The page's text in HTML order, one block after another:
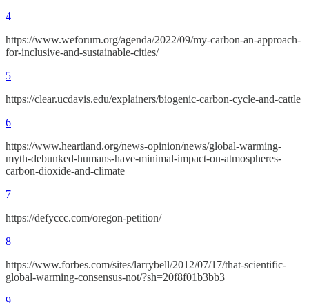
4
https://www.weforum.org/agenda/2022/09/my-carbon-an-approach-
for-inclusive-and-sustainable-cities/
5
https://clear.ucdavis.edu/explainers/biogenic-carbon-cycle-and-cattle
6
https://www.heartland.org/news-opinion/news/global-warming-
myth-debunked-humans-have-minimal-impact-on-atmospheres-
carbon-dioxide-and-climate
7
https://defyccc.com/oregon-petition/
8
https://www.forbes.com/sites/larrybell/2012/07/17/that-scientific-
global-warming-consensus-not/?sh=20f8f01b3bb3
9